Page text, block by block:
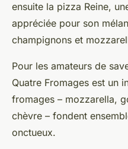
ensuite la pizza Reine,
appréciée pour son
champignons et
Pour les amateurs de
Quatre Fromages est un
fromages – mozzarella,
chèvre – fondent
onctueux.